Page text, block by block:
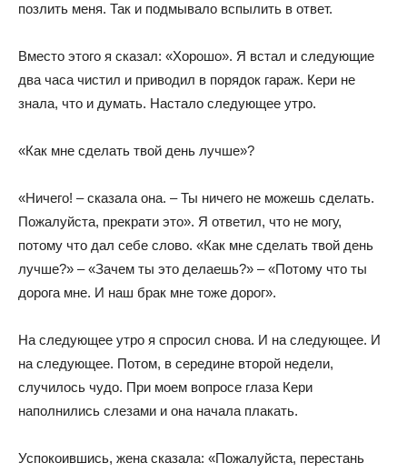
позлить меня. Так и подмывало вспылить в ответ.
Вместо этого я сказал: «Хорошо». Я встал и следующие
два часа чистил и приводил в порядок гараж. Кери не
знала, что и думать. Настало следующее утро.
«Как мне сделать твой день лучше»?
«Ничего! – сказала она. – Ты ничего не можешь сделать.
Пожалуйста, прекрати это». Я ответил, что не могу,
потому что дал себе слово. «Как мне сделать твой день
лучше?» – «Зачем ты это делаешь?» – «Потому что ты
дорога мне. И наш брак мне тоже дорог».
На следующее утро я спросил снова. И на следующее. И
на следующее. Потом, в середине второй недели,
случилось чудо. При моем вопросе глаза Кери
наполнились слезами и она начала плакать.
Успокоившись, жена сказала: «Пожалуйста, перестань